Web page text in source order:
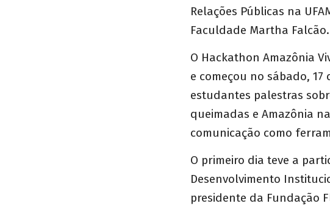
Relações Públicas na
Faculdade Martha Falcão.
O Hackathon Amazônia
e começou no sábado,
estudantes palestras
queimadas e Amazônia
comunicação como
O primeiro dia teve a
Desenvolvimento
presidente da Fundação